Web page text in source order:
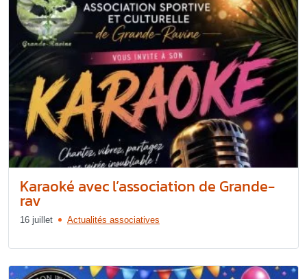
Karaoké avec l’association de Grande-
rav
16 juillet Actualités associatives